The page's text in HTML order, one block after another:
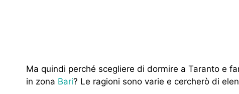
Ma quindi perché scegliere di dormire a Taranto e
in zona Bari? Le ragioni sono varie e cercherò di